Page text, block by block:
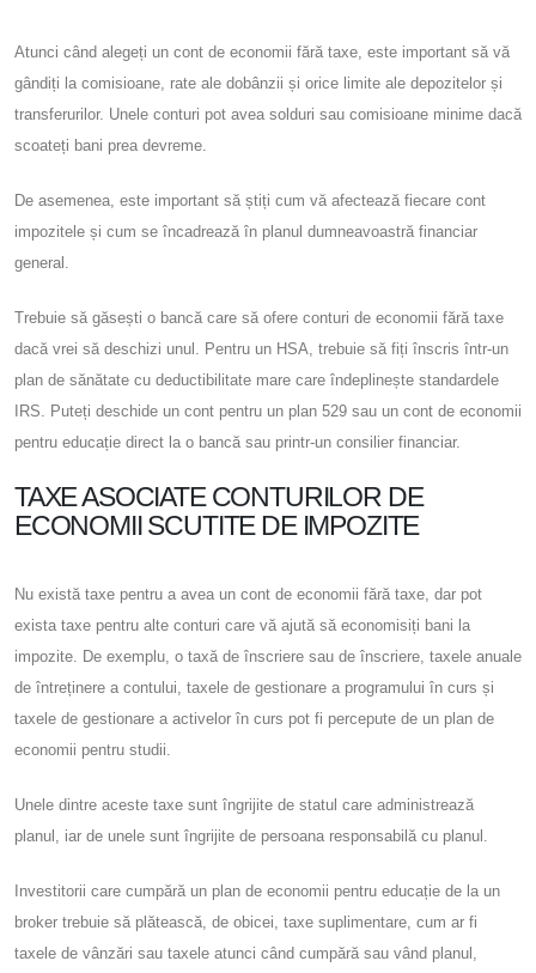
Atunci când alegeți un cont de economii fără taxe, este important să vă
gândiți la comisioane, rate ale dobânzii și orice limite ale depozitelor și
transferurilor. Unele conturi pot avea solduri sau comisioane minime dacă
scoateți bani prea devreme.
De asemenea, este important să știți cum vă afectează fiecare cont
impozitele și cum se încadrează în planul dumneavoastră financiar
general.
Trebuie să găsești o bancă care să ofere conturi de economii fără taxe
dacă vrei să deschizi unul. Pentru un HSA, trebuie să fiți înscris într-un
plan de sănătate cu deductibilitate mare care îndeplinește standardele
IRS. Puteți deschide un cont pentru un plan 529 sau un cont de economii
pentru educație direct la o bancă sau printr-un consilier financiar.
TAXE ASOCIATE CONTURILOR DE
ECONOMII SCUTITE DE IMPOZITE
Nu există taxe pentru a avea un cont de economii fără taxe, dar pot
exista taxe pentru alte conturi care vă ajută să economisiți bani la
impozite. De exemplu, o taxă de înscriere sau de înscriere, taxele anuale
de întreținere a contului, taxele de gestionare a programului în curs și
taxele de gestionare a activelor în curs pot fi percepute de un plan de
economii pentru studii.
Unele dintre aceste taxe sunt îngrijite de statul care administrează
planul, iar de unele sunt îngrijite de persoana responsabilă cu planul.
Investitorii care cumpără un plan de economii pentru educație de la un
broker trebuie să plătească, de obicei, taxe suplimentare, cum ar fi
taxele de vânzări sau taxele atunci când cumpără sau vând planul,